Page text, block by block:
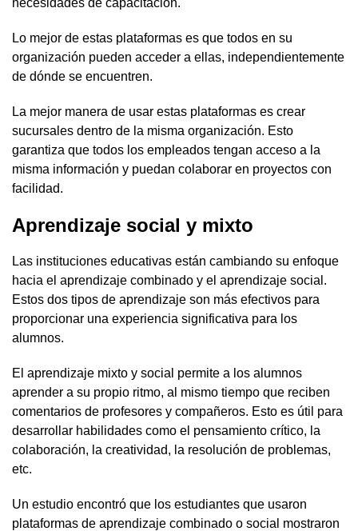
necesidades de capacitación.
Lo mejor de estas plataformas es que todos en su
organización pueden acceder a ellas, independientemente
de dónde se encuentren.
La mejor manera de usar estas plataformas es crear
sucursales dentro de la misma organización. Esto
garantiza que todos los empleados tengan acceso a la
misma información y puedan colaborar en proyectos con
facilidad.
Aprendizaje social y mixto
Las instituciones educativas están cambiando su enfoque
hacia el aprendizaje combinado y el aprendizaje social.
Estos dos tipos de aprendizaje son más efectivos para
proporcionar una experiencia significativa para los
alumnos.
El aprendizaje mixto y social permite a los alumnos
aprender a su propio ritmo, al mismo tiempo que reciben
comentarios de profesores y compañeros. Esto es útil para
desarrollar habilidades como el pensamiento crítico, la
colaboración, la creatividad, la resolución de problemas,
etc.
Un estudio encontró que los estudiantes que usaron
plataformas de aprendizaje combinado o social mostraron